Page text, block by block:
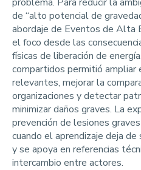
de “alto potencial de
abordaje de Eventos de Alta
el foco desde las
físicas de liberación de
compartidos permitió ampliar
relevantes, mejorar la
organizaciones y detectar
minimizar daños graves. La
prevención de lesiones
cuando el aprendizaje deja
y se apoya en referencias
intercambio entre actores.